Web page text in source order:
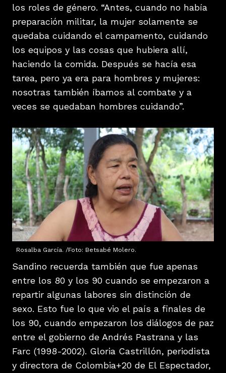
los roles de género. “Antes, cuando no había
preparación militar, la mujer solamente se
quedaba cuidando el campamento, cuidando
los equipos y las cosas que hubiera allí,
haciendo la comida. Después se hacía esa
tarea, pero ya era para hombres y mujeres:
nosotras también íbamos al combate y a
veces se quedaban hombres cuidando”.
Rosalba García. /Foto: Betsabé Molero.
Sandino recuerda también que fue apenas
entre los 80 y los 90 cuando se empezaron a
repartir algunas labores sin distinción de
sexo. Esto fue lo que vio el país a finales de
los 90, cuando empezaron los diálogos de paz
entre el gobierno de Andrés Pastrana y las
Farc (1998-2002). Gloria Castrillón, periodista
y directora de Colombia+20 de El Espectador,